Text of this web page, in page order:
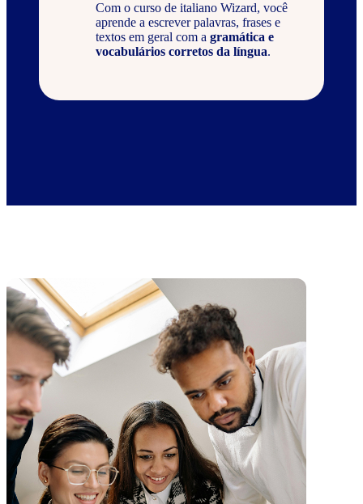
Com o curso de italiano Wizard, você
aprende a escrever palavras, frases e
textos em geral com a gramática e
vocabulários corretos da língua.